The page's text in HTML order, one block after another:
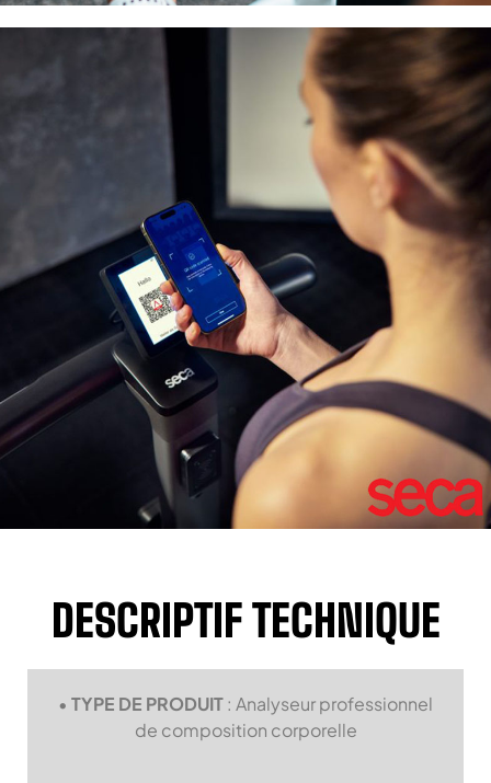
DESCRIPTIF TECHNIQUE
• TYPE DE PRODUIT: Analyseur professionnel
de composition corporelle